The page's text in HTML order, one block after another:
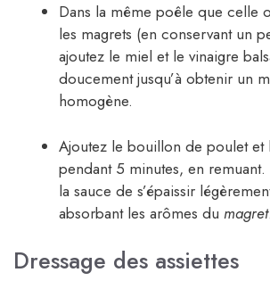
Dans la même poêle que celle
les magrets (en conservant un
ajoutez le miel et le vinaigre
doucement jusqu’à obtenir un
homogène.
Ajoutez le bouillon de poulet et
pendant 5 minutes, en
la sauce de s’épaissir
absorbant les arômes du magret.
Dressage des assiettes